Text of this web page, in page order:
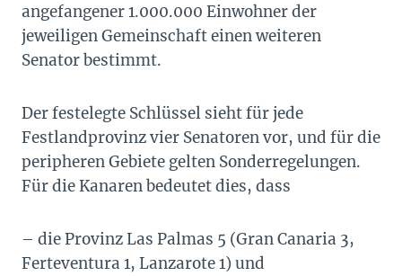
angefangener 1.000.000 Einwohner der
jeweiligen Gemeinschaft einen weiteren
Senator bestimmt.
Der festelegte Schlüssel sieht für jede
Festlandprovinz vier Senatoren vor, und für die
peripheren Gebiete gelten Sonderregelungen.
Für die Kanaren bedeutet dies, dass
– die Provinz Las Palmas 5 (Gran Canaria 3,
Ferteventura 1, Lanzarote 1) und